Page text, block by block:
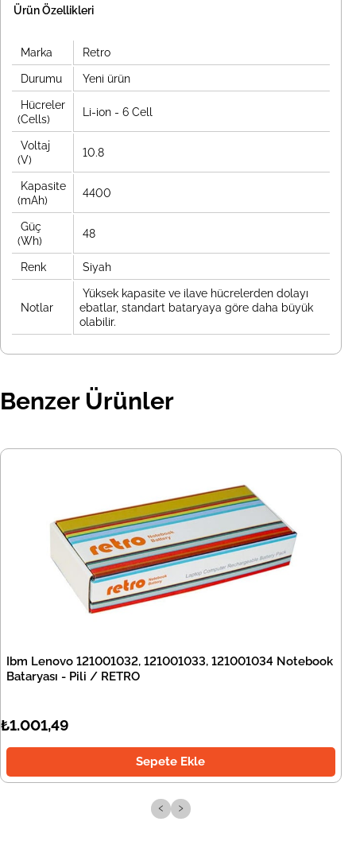
Ürün Özellikleri
Marka Retro
Durumu Yeni ürün
Hücreler
(Cells)
Li-ion - 6 Cell
Voltaj
(V)
10.8
Kapasite
(mAh)
4400
Güç
(Wh)
48
Renk Siyah
Notlar
Yüksek kapasite ve ilave hücrelerden dolayı
ebatlar, standart bataryaya göre daha büyük
olabilir.
Benzer Ürünler
Ibm Lenovo 121001032, 121001033, 121001034 Notebook
Bataryası - Pili / RETRO
₺1.001,49
Sepete Ekle
‹ ›